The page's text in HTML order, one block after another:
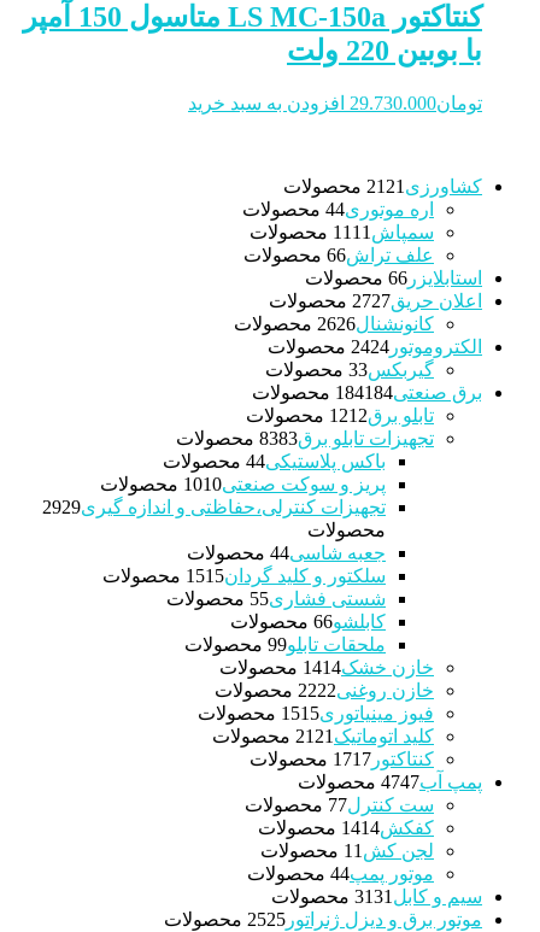
کنتاکتور LS MC-150a متاسول 150 آمپر
با بوبین 220 ولت
تومان29.730.000 افزودن به سبد خرید
کشاورزی 21 21 محصولات
اره موتوری 44 محصولات
سمپاش
11 11 محصولات
علف تراش 66 محصولات
استابلایزر
66 محصولات
اعلان حریق
2727 محصولات
کانونشنال
2626 محصولات
الکتروموتور
2424 محصولات
گیربکس 33 محصولات
برق صنعتی
184184 محصولات
تابلو برق
1212 محصولات
تجهیزات تابلو برق
8383 محصولات
باکس پلاستیکی 44 محصولات
پریز و سوکت صنعتی
1010 محصولات
تجهیزات کنترلی،حفاظتی و اندازه گیری
2929
محصولات
جعبه شاسی 44 محصولات
سلکتور و کلید گردان
1515 محصولات
شستی فشاری 55 محصولات
کابلشو 66 محصولات
ملحقات تابلو 99 محصولات
خازن خشک
1414 محصولات
خازن روغنی
2222 محصولات
فیوز مینیاتوری
1515 محصولات
کلید اتوماتیک
21 21 محصولات
کنتاکتور
1717 محصولات
پمپ آب
4747 محصولات
ست کنترل 77 محصولات
کفکش
1414 محصولات
لجن کش
1 1 محصولات
موتور پمپ 44 محصولات
سیم و کابل
3131 محصولات
موتور برق و دیزل ژنراتور
2525 محصولات